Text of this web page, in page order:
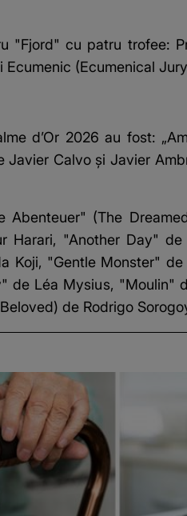
cu patru trofee:
(Ecumenical
d’Or 2026 au fost:
Calvo şi Javier
Abenteuer" (The
Harari, "Another Day"
Koji, "Gentle Monster"
Léa Mysius, "Moulin"
de Rodrigo